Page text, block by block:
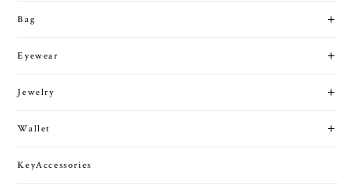
Bag
Eyewear
Jewelry
Wallet
KeyAccessories